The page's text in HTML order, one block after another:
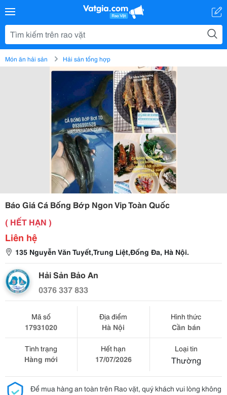
Món ăn hải sản Hải sản tổng hợp
Báo Giá Cá Bống Bớp Ngon Vip Toàn Quốc
( HẾT HẠN )
Liên hệ
135 Nguyễn Văn Tuyết,Trung Liệt,Đống Đa, Hà Nội.
Hải Sản Bảo An
0376 337 833
Mã số
17931020
Địa điểm
Hà Nội
Hình thức
Cần bán
Tình trạng
Hàng mới
Hết hạn
17/07/2026
Loại tin
Thường
Để mua hàng an toàn trên Rao vặt, quý khách vui lòng không